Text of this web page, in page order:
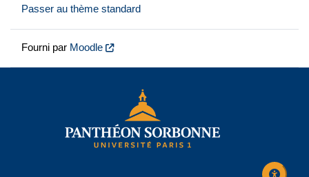
Passer au thème standard
Fourni par Moodle